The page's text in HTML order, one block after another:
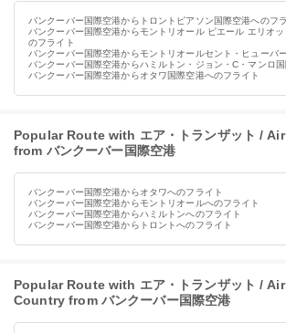
バンクーバー国際空港からトロントピアソン国際空港へのフ
バンクーバー国際空港からモントリオール ピエール エリオ
のフライト
バンクーバー国際空港からモントリオールセント・ヒューバ
バンクーバー国際空港からハミルトン・ジョン・C・マンロ
バンクーバー国際空港からオタワ国際空港へのフライト
Popular Route with エア・トランザット /
from バンクーバー国際空港
バンクーバー国際空港からオタワへのフライト
バンクーバー国際空港からモントリオールへのフライト
バンクーバー国際空港からハミルトンへのフライト
バンクーバー国際空港からトロントへのフライト
Popular Route with エア・トランザット /
Country from バンクーバー国際空港